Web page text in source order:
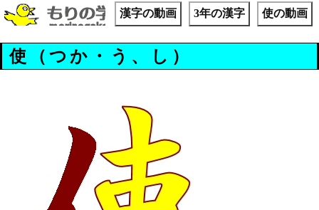
漢字の動画 3年の漢字 使の動画
使（つか・う、し）